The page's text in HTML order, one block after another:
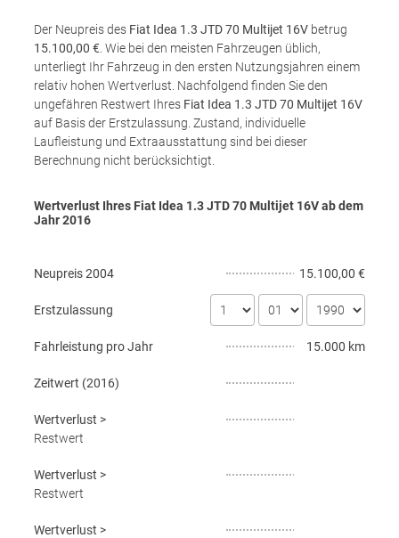
Der Neupreis des Fiat Idea 1.3 JTD 70 Multijet 16V betrug
15.100,00 € . Wie bei den meisten Fahrzeugen üblich,
unterliegt Ihr Fahrzeug in den ersten Nutzungsjahren einem
relativ hohen Wertverlust. Nachfolgend finden Sie den
ungefähren Restwert Ihres Fiat Idea 1.3 JTD 70 Multijet 16V
auf Basis der Erstzulassung. Zustand, individuelle
Laufleistung und Extraausstattung sind bei dieser
Berechnung nicht berücksichtigt.
Wertverlust Ihres Fiat Idea 1.3 JTD 70 Multijet 16V ab dem
Jahr2016
Neupreis2004 15.100,00 €
Erstzulassung
Fahrleistung pro Jahr 15.000 km
Zeitwert (2016)
Wertverlust >
Restwert
Wertverlust >
Restwert
Wertverlust >